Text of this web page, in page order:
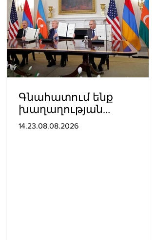
Գնահատում ենք
խաղաղության
ուղղությամբ
14.23.08.08.2026